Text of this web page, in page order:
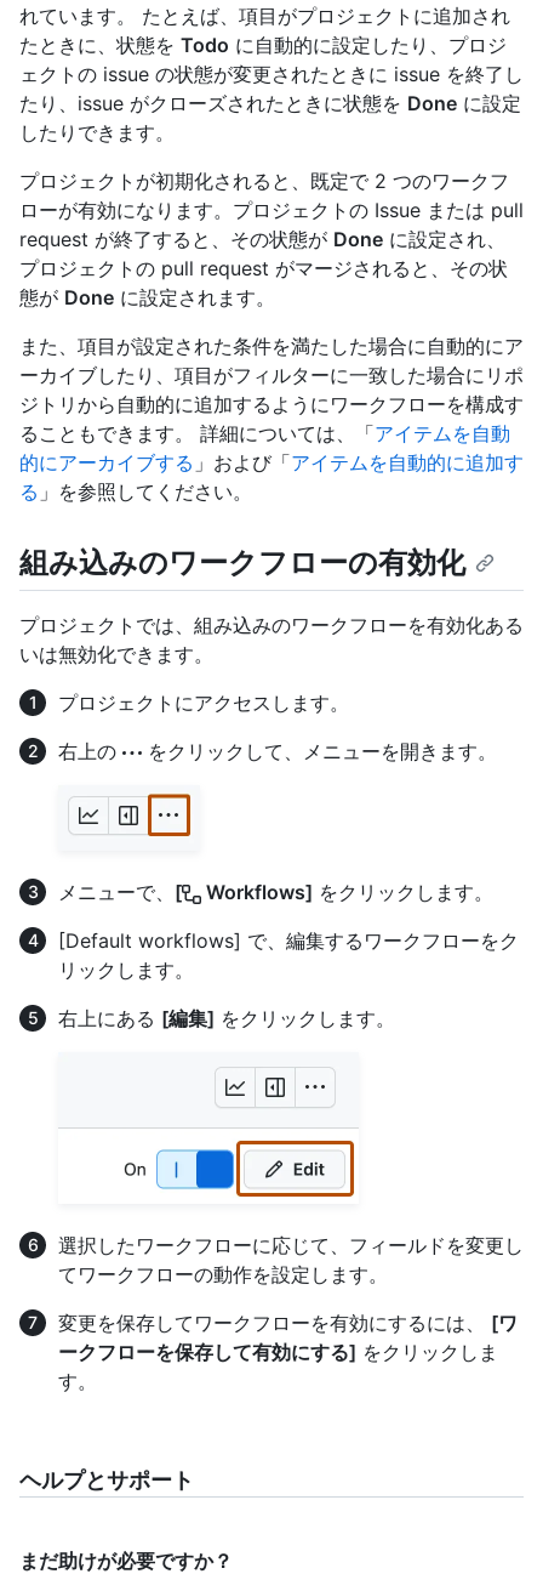
れています。 たとえば、項目がプロジェクトに追加され
たときに、状態を Todo に自動的に設定したり、プロジ
ェクトの issue の状態が変更されたときに issue を終了し
たり、issue がクローズされたときに状態を Done に設定
したりできます。
プロジェクトが初期化されると、既定で 2 つのワークフ
ローが有効になります。プロジェクトの Issue または pull
request が終了すると、その状態が Done に設定され、
プロジェクトの pull request がマージされると、その状
態が Done に設定されます。
また、項目が設定された条件を満たした場合に自動的にア
ーカイブしたり、項目がフィルターに一致した場合にリポ
ジトリから自動的に追加するようにワークフローを構成す
ることもできます。 詳細については、「アイテムを自動
的にアーカイブする 」および「アイテムを自動的に追加す
る 」を参照してください。
組み込みのワークフローの有効化
プロジェクトでは、組み込みのワークフローを有効化ある
いは無効化できます。
プロジェクトにアクセスします。
右上の
をクリックして、メニューを開きます。
メニューで、 [ Workflows] をクリックします。
[Default workflows] で、編集するワークフローをク
リックします。
右上にある [編集] をクリックします。
選択したワークフローに応じて、フィールドを変更し
てワークフローの動作を設定します。
変更を保存してワークフローを有効にするには、 [ワ
ークフローを保存して有効にする] をクリックしま
す。
ヘルプとサポート
まだ助けが必要ですか？